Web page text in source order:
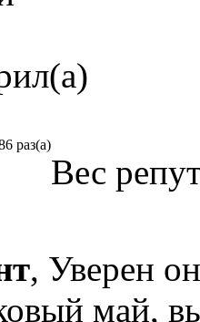
раз(а)
Вес
, Уверен
май,